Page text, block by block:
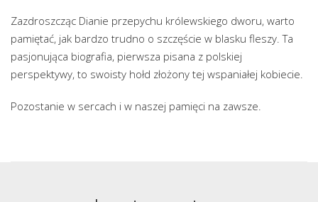
Zazdroszcząc Dianie przepychu królewskiego dworu, warto
pamiętać, jak bardzo trudno o szczęście w blasku fleszy. Ta
pasjonująca biografia, pierwsza pisana z polskiej
perspektywy, to swoisty hołd złożony tej wspaniałej kobiecie.
Pozostanie w sercach i w naszej pamięci na zawsze.